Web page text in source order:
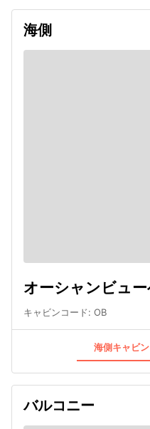
海側
オーシャンビュー
キャビンコード: OB
海側キャビ
バルコニー